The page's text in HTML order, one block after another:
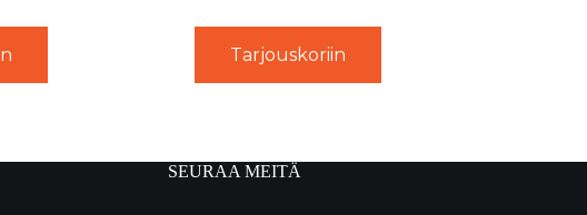
Tarjouskoriin
SEURAA MEITÄ